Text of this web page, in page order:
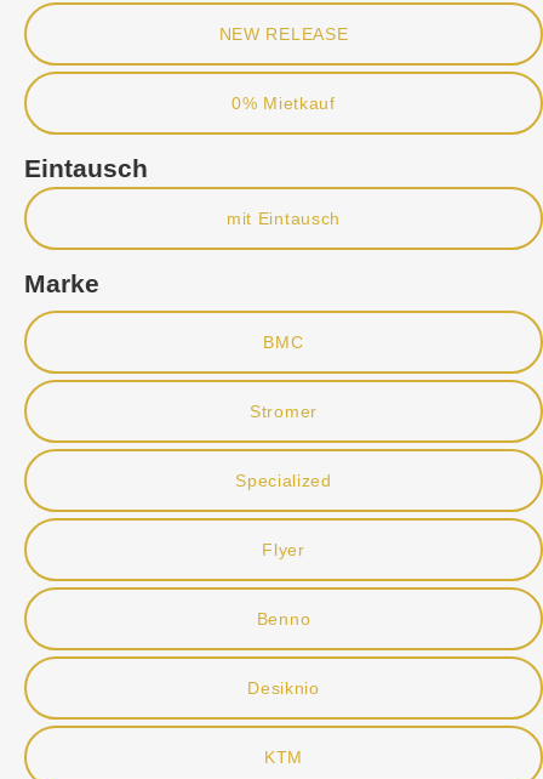
NEW RELEASE
0% Mietkauf
Eintausch
mit Eintausch
Marke
BMC
Stromer
Specialized
Flyer
Benno
Desiknio
KTM